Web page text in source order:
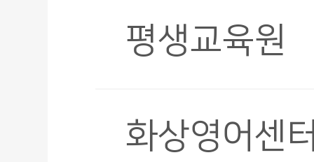
평생교육원
화상영어센